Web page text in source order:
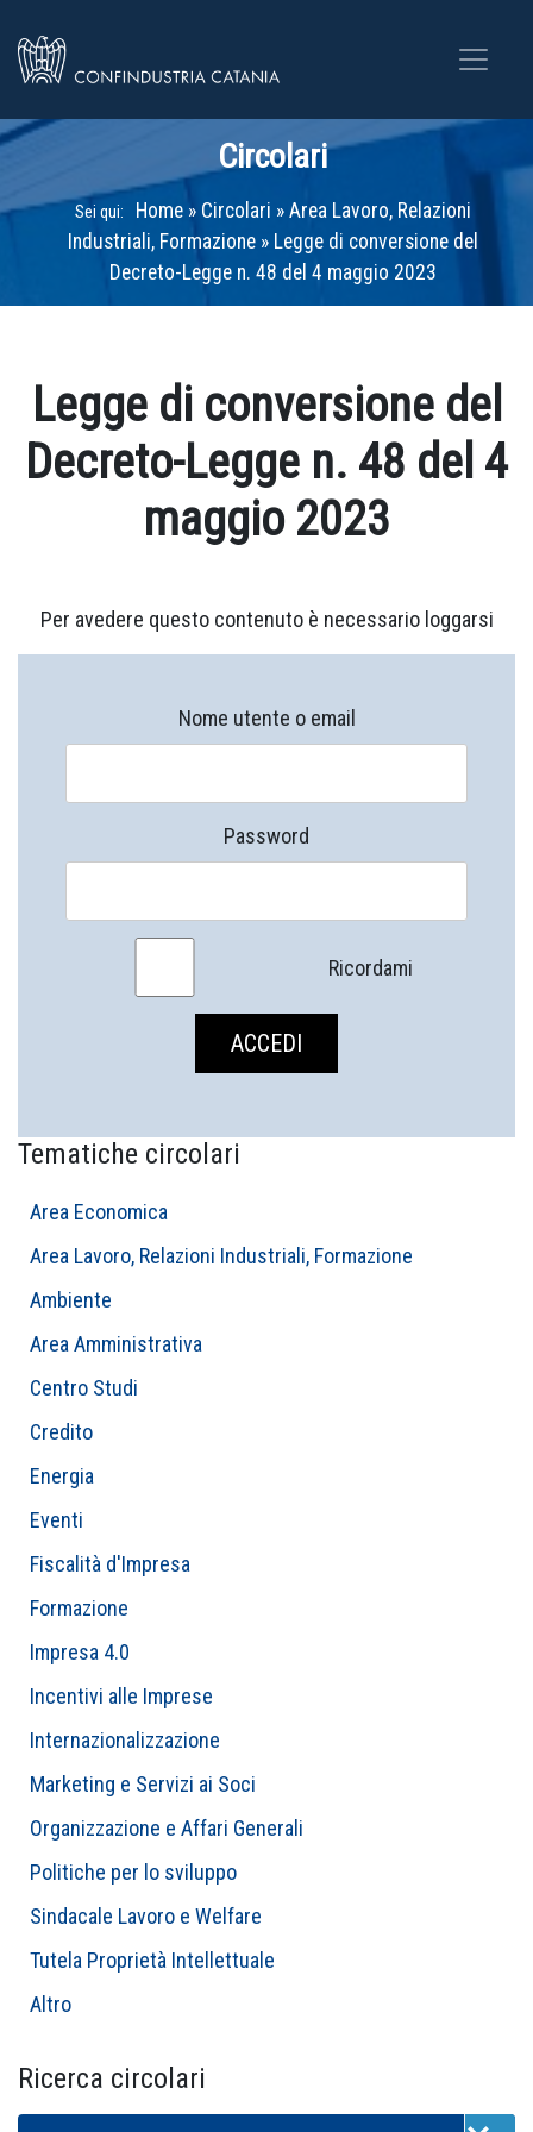
Circolari
Sei qui: Home» Circolari » Area Lavoro, Relazioni
Industriali, Formazione» Legge di conversione del
Decreto-Legge n. 48 del 4 maggio 2023
Legge di conversione del
Decreto-Legge n. 48 del 4
maggio 2023
Per avedere questo contenuto è necessario loggarsi
Nome utente o email
Password
Ricordami
Tematiche circolari
Area Economica
Area Lavoro, Relazioni Industriali, Formazione
Ambiente
Area Amministrativa
Centro Studi
Credito
Energia
Eventi
Fiscalità d'Impresa
Formazione
Impresa 4.0
Incentivi alle Imprese
Internazionalizzazione
Marketing e Servizi ai Soci
Organizzazione e Affari Generali
Politiche per lo sviluppo
Sindacale Lavoro e Welfare
Tutela Proprietà Intellettuale
Altro
Ricerca circolari